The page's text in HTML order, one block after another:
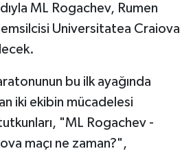
ML Rogachev, Rumen
Universitatea Craiova
bu ilk ayağında
iki ekibin mücadelesi
"ML Rogachev -
maçı ne zaman?",